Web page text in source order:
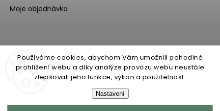
Používáme cookies, abychom Vám umožnili pohodlné
prohlížení webu a díky analýze provozu webu neustále
zlepšovali jeho funkce, výkon a použitelnost.
Nastavení
Moje objednávka